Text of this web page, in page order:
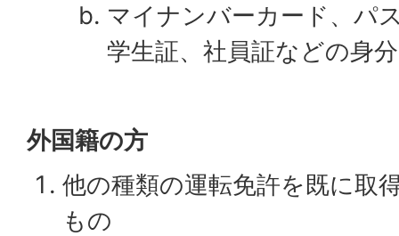
マイナンバーカード、パ
学生証、社員証などの身
外国籍の方
他の種類の運転免許を既に取
もの